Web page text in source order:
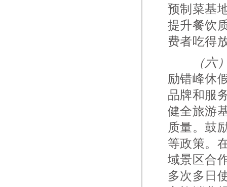
预制菜基
提升餐饮
费者吃得
（六
励错峰休
品牌和服
健全旅游
质量。鼓
等政策。
域景区合
多次多日